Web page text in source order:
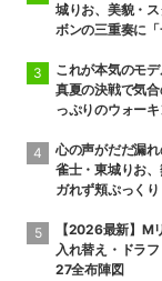
城りお、美貌・
ボンの三重奏に
これが本気のモデ
真夏の決戦で気
っぷりのウォー
やろww」／麻雀
ト
心の声がだだ漏れ
雀士・東城りお
ガれず頬ぷっく
らない」／麻雀
【2026最新】M
入れ替え・ドラ
27全布陣図